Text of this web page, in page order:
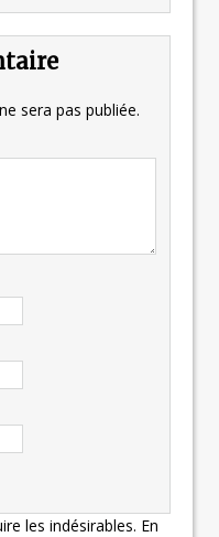
sera pas publiée.
les indésirables. En